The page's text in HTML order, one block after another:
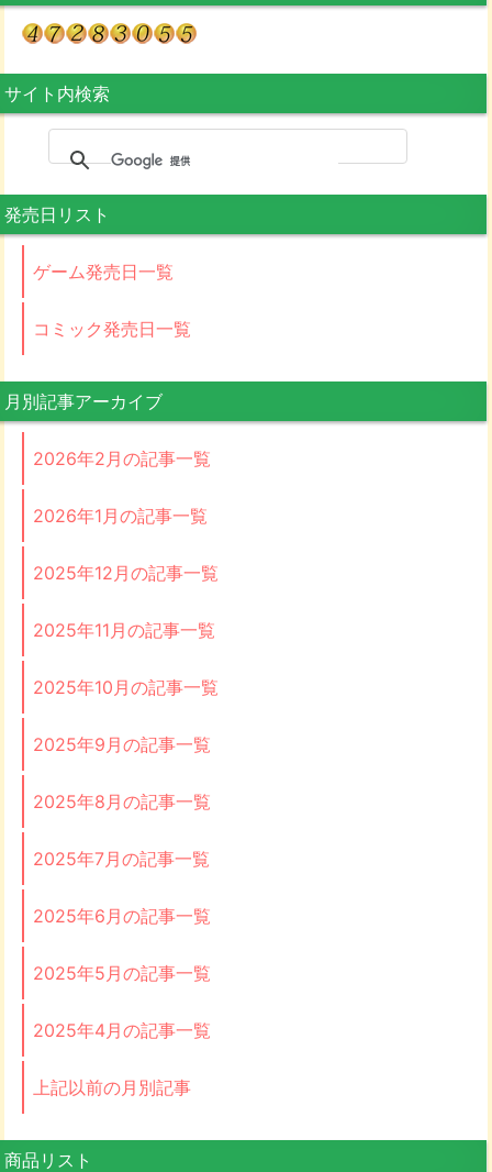
サイト内検索
発売日リスト
ゲーム発売日一覧
コミック発売日一覧
月別記事アーカイブ
2026年2月の記事一覧
2026年1月の記事一覧
2025年12月の記事一覧
2025年11月の記事一覧
2025年10月の記事一覧
2025年9月の記事一覧
2025年8月の記事一覧
2025年7月の記事一覧
2025年6月の記事一覧
2025年5月の記事一覧
2025年4月の記事一覧
上記以前の月別記事
商品リスト